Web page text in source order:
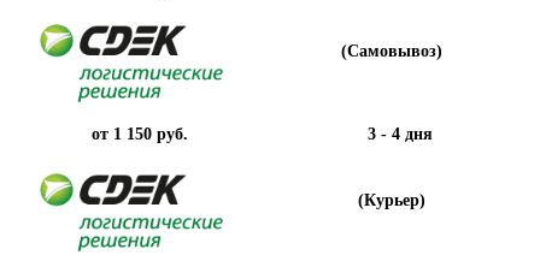
(Самовывоз)
от 1 150 руб. 3 - 4 дня
(Курьер)